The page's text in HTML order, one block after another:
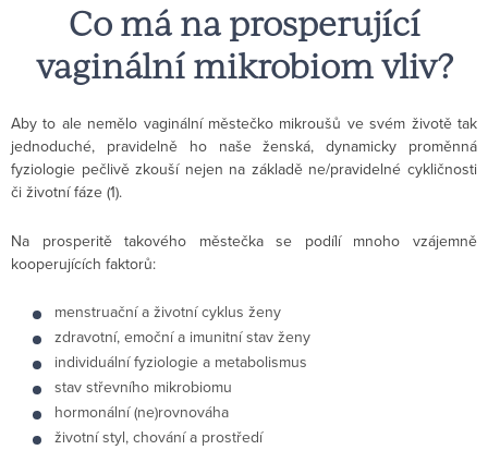
Co má na prosperující
vaginální mikrobiom vliv?
Aby to ale nemělo vaginální městečko mikroušů ve svém životě tak
jednoduché, pravidelně ho naše ženská, dynamicky proměnná
fyziologie pečlivě zkouší nejen na základě ne/pravidelné cykličnosti
či životní fáze (1).
Na prosperitě takového městečka se podílí mnoho vzájemně
kooperujících faktorů:
menstruační a životní cyklus ženy
zdravotní, emoční a imunitní stav ženy
individuální fyziologie a metabolismus
stav střevního mikrobiomu
hormonální (ne)rovnováha
životní styl, chování a prostředí